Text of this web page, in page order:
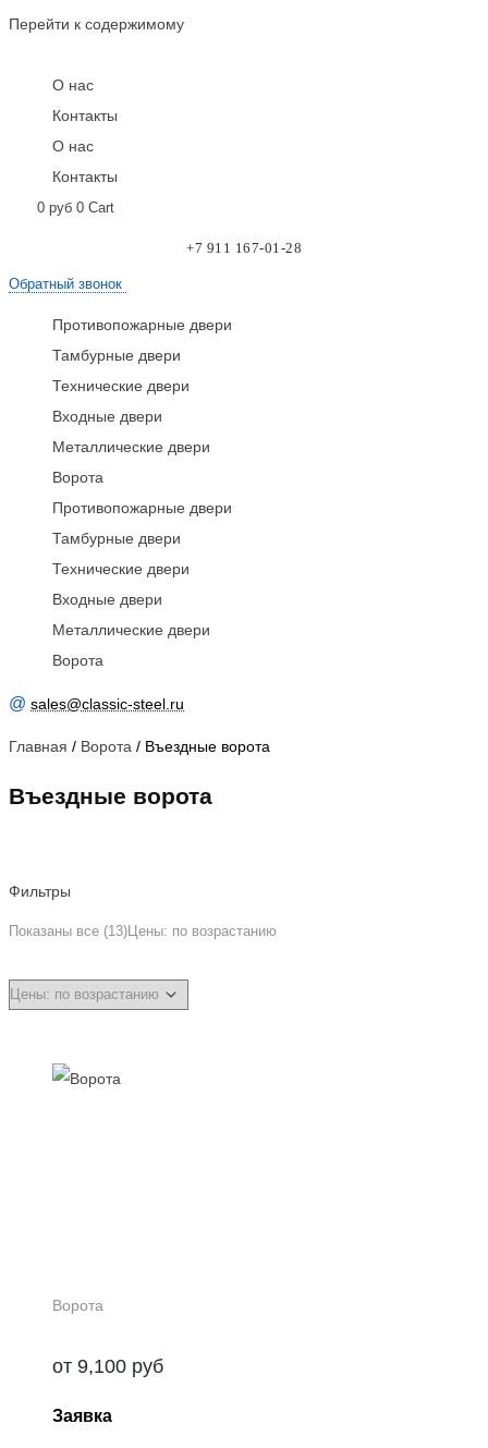
Перейти к содержимому
О нас
Контакты
О нас
Контакты
0 руб 0 Cart
+7 911 167-01-28
Обратный звонок
Противопожарные двери
Тамбурные двери
Технические двери
Входные двери
Металлические двери
Ворота
Противопожарные двери
Тамбурные двери
Технические двери
Входные двери
Металлические двери
Ворота
@ sales@classic-steel.ru
Главная / Ворота / Въездные ворота
Въездные ворота
Фильтры
Показаны все (13) Цены: по возрастанию
Ворота
от 9,100 руб
Заявка